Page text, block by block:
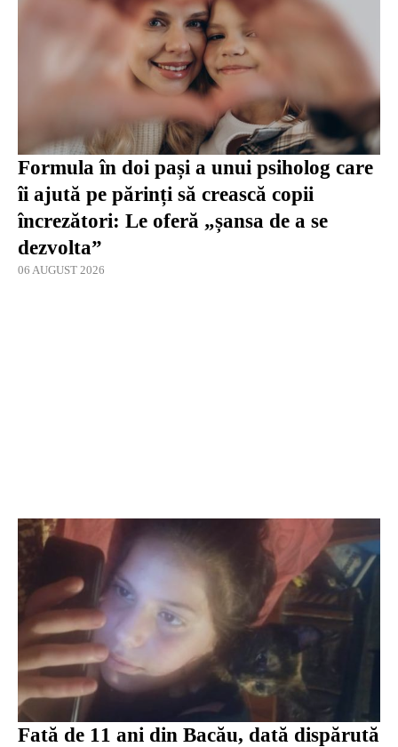
Formula în doi pași a unui psiholog care
îi ajută pe părinți să crească copii
încrezători: Le oferă „șansa de a se
dezvolta”
06 AUGUST 2026
Fată de 11 ani din Bacău, dată dispărută